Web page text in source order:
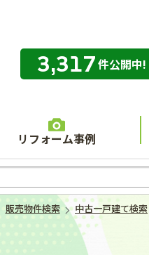
住まいの専門店 ハウス
3,317件公開中!
リフォーム事例
販売物件検索 中古一戸建て検索